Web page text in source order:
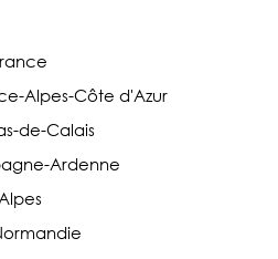
Alpes-Côte d'Azur
de-Calais
Ardenne